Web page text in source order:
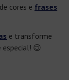
cores e frases
e transforme
especial! 😉